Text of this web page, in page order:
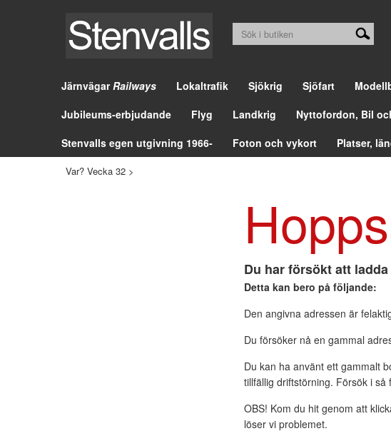
JärnvägarRailways Lokaltrafik Sjökrig Sjöfart
Jubileums-erbjudande
Flyg Landkrig Nyttofordon, Bil
Stenvalls egen utgivning 1966-
Foton och vykort Platser,
Var? Vecka 32 >
Du har försökt att
Detta kan bero på följande:
Den angivna adressen är
Du försöker nå en gammal
Du kan ha använt ett gammalt
tillfällig driftstörning. Försök i så
OBS! Kom du hit genom att
löser vi problemet.